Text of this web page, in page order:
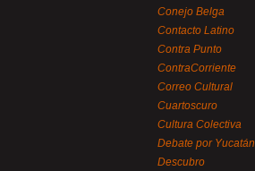
Conejo Belga
Contacto Latino
Contra Punto
ContraCorriente
Correo Cultural
Cuartoscuro
Cultura Colectiva
Debate por Yucatán
Descubro